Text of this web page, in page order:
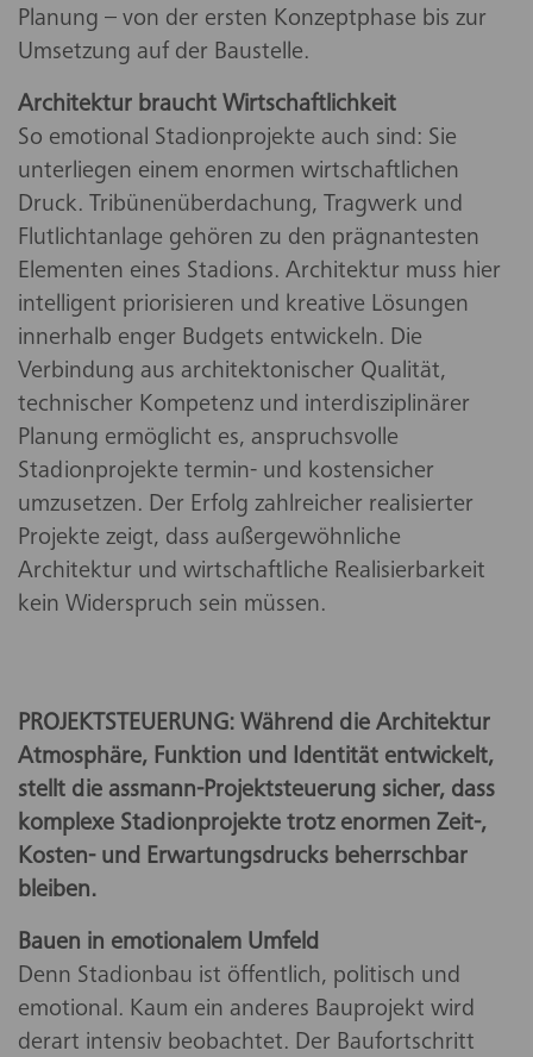
Planung – von der ersten Konzeptphase bis zur
Umsetzung auf der Baustelle.
Architektur braucht Wirtschaftlichkeit
So emotional Stadionprojekte auch sind: Sie
unterliegen einem enormen wirtschaftlichen
Druck. Tribünenüberdachung, Tragwerk und
Flutlichtanlage gehören zu den prägnantesten
Elementen eines Stadions. Architektur muss hier
intelligent priorisieren und kreative Lösungen
innerhalb enger Budgets entwickeln. Die
Verbindung aus architektonischer Qualität,
technischer Kompetenz und interdisziplinärer
Planung ermöglicht es, anspruchsvolle
Stadionprojekte termin- und kostensicher
umzusetzen. Der Erfolg zahlreicher realisierter
Projekte zeigt, dass außergewöhnliche
Architektur und wirtschaftliche Realisierbarkeit
kein Widerspruch sein müssen.
PROJEKTSTEUERUNG: Während die Architektur
Atmosphäre, Funktion und Identität entwickelt,
stellt die assmann-Projektsteuerung sicher, dass
komplexe Stadionprojekte trotz enormen Zeit-,
Kosten- und Erwartungsdrucks beherrschbar
bleiben.
Bauen in emotionalem Umfeld
Denn Stadionbau ist öffentlich, politisch und
emotional. Kaum ein anderes Bauprojekt wird
derart intensiv beobachtet. Der Baufortschritt